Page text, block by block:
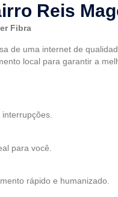
Reis
Fibra
de uma internet de
local para garantir a
para você.
rápido e humanizado.